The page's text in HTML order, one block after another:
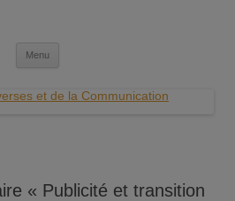
Sensible
Menu
« Publicité et transition